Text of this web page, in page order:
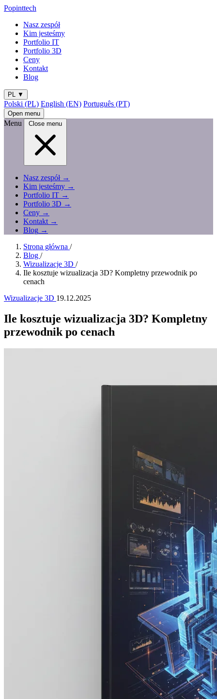
Popinttech
Nasz zespół
Kim jesteśmy
Portfolio IT
Portfolio 3D
Ceny
Kontakt
Blog
PL ▼
Polski (PL) English (EN) Português (PT)
Open menu
Menu Close menu
Nasz zespół →
Kim jesteśmy →
Portfolio IT →
Portfolio 3D →
Ceny →
Kontakt →
Blog →
Strona główna /
Blog /
Wizualizacje 3D /
Ile kosztuje wizualizacja 3D? Kompletny przewodnik po
cenach
Wizualizacje 3D 19.12.2025
Ile kosztuje wizualizacja 3D? Kompletny
przewodnik po cenach